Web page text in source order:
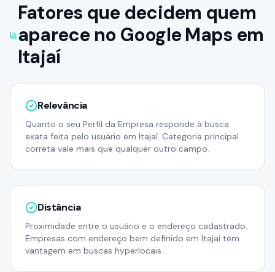
Fatores que decidem quem
aparece no Google Maps em
Itajaí
Relevância
Quanto o seu Perfil da Empresa responde à busca
exata feita pelo usuário em Itajaí. Categoria principal
correta vale mais que qualquer outro campo.
Distância
Proximidade entre o usuário e o endereço cadastrado.
Empresas com endereço bem definido em Itajaí têm
vantagem em buscas hyperlocais.